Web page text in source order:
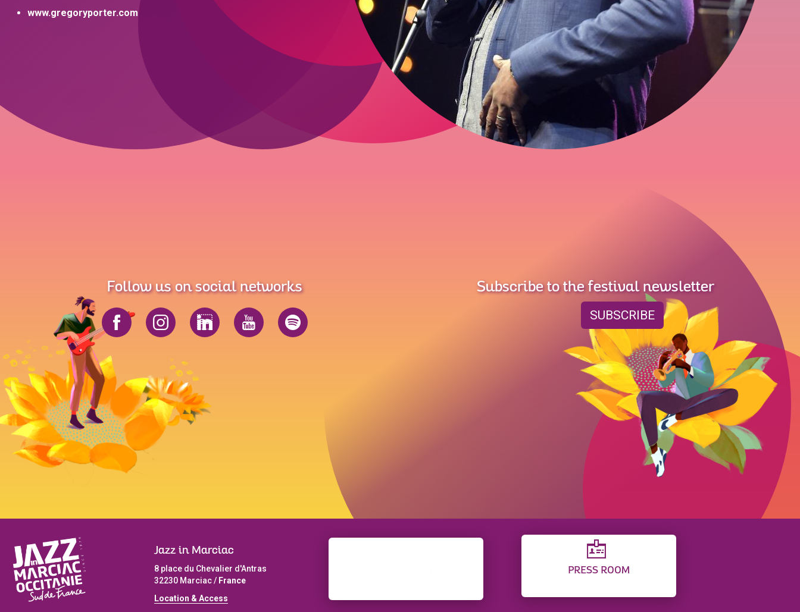
www.gregoryporter.com
Follow us on social networks Subscribe to the festival newsletter
SUBSCRIBE
Jazz in Marciac
8 place du Chevalier d'Antras
32230 Marciac / France
Location & Access
PRESS ROOM